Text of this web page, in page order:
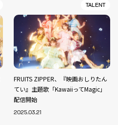
TALENT
FRUITS ZIPPER、『映画おしりたん
てい』主題歌「KawaiiってMagic」
配信開始
2025.03.21